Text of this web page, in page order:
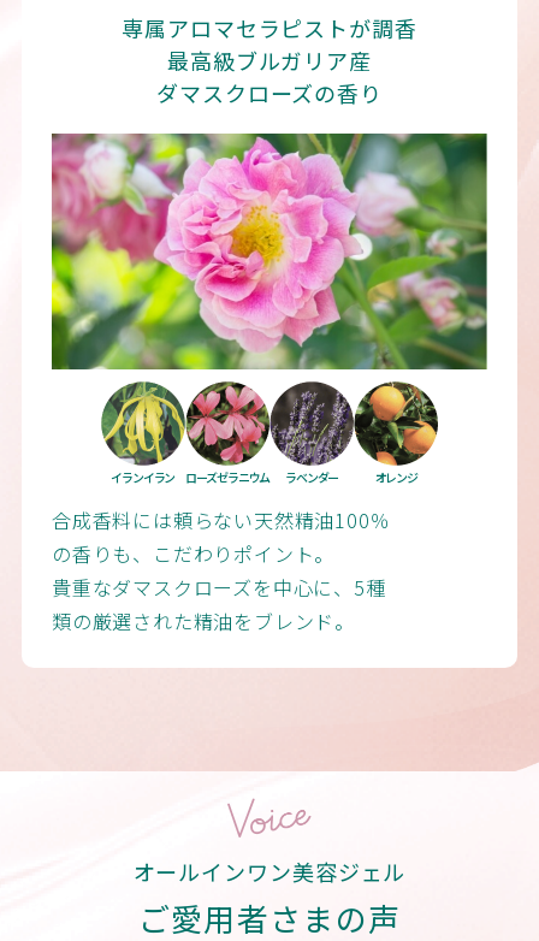
専属アロマセラピストが調香
最高級ブルガリア産
ダマスクローズの香り
イランイラン ローズゼラニウム ラベンダー オレンジ
合成香料には頼らない天然精油100％
の香りも、こだわりポイント。
貴重なダマスクローズを中心に、5種
類の厳選された精油をブレンド。
オールインワン美容ジェル
ご愛用者さまの声